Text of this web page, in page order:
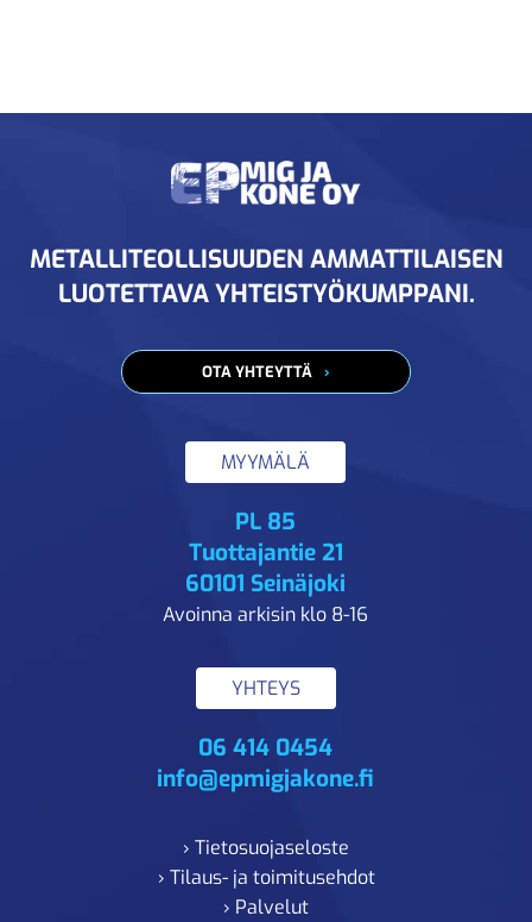
METALLITEOLLISUUDEN AMMATTILAISEN
LUOTETTAVA YHTEISTYÖKUMPPANI.
OTA YHTEYTTÄ
MYYMÄLÄ
PL 85
Tuottajantie 21
60101 Seinäjoki
Avoinna arkisin klo 8-16
YHTEYS
06 414 0454
info@epmigjakone.fi
› Tietosuojaseloste
› Tilaus- ja toimitusehdot
› Palvelut